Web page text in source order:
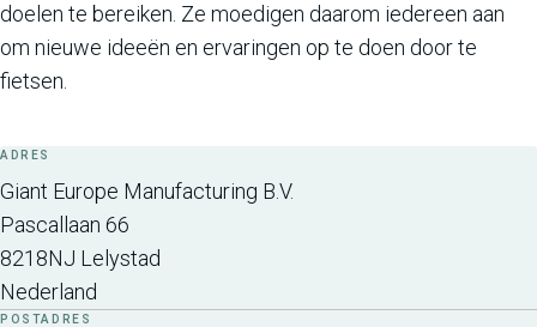
doelen te bereiken. Ze moedigen daarom iedereen aan
om nieuwe ideeën en ervaringen op te doen door te
fietsen.
ADRES
Giant Europe Manufacturing B.V.
Pascallaan 66
8218NJ Lelystad
Nederland
POSTADRES